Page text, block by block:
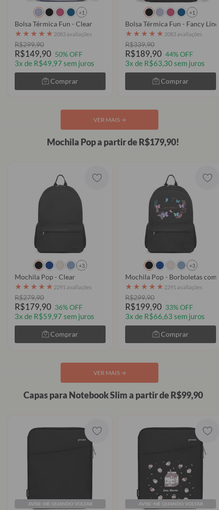
+1
Bolsa Térmica Fun - Clear
★ ★ ★ ★ ★ 2083 avaliações
R$299,90
R$149,90 50% OFF
3x de R$49,97 sem juros
Comprar
+1
Bolsa Térmica Fun - Fancy
★ ★ ★ ★ ★ 2083 avaliações
R$339,90
R$189,90 44% OFF
3x de R$63,30 sem juros
Comprar
VER MAIS →
Mochila Pop a partir de R$179,90!
+3
Mochila Pop - Clear
★ ★ ★ ★ ★ 2291 avaliações
R$279,90
R$179,90 36% OFF
3x de R$59,97 sem juros
Comprar
+3
Mochila Pop - Borboletas com
★ ★ ★ ★ ★ 2291 avaliações
R$299,90
R$199,90 33% OFF
3x de R$66,63 sem juros
Comprar
VER MAIS →
Capas para Notebook Slim a partir de R$99,90
AVISE-ME QUANDO VOLTAR AVISE-ME QUANDO VOLTAR